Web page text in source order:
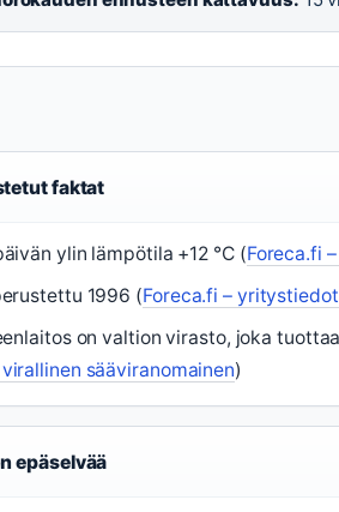
faktat
ylin lämpötila +12 °C (Foreca.fi
1996 (Foreca.fi – yritystiedot
on valtion virasto, joka
sääviranomainen)
epäselvää